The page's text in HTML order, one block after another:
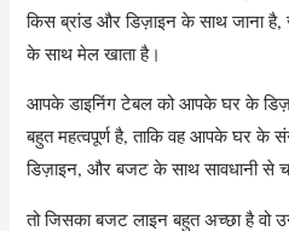
किस ब्रांड और डिज़ाइन के साथ जाना
के साथ मेल खाता है।
आपके डाइनिंग टेबल को आपके घर के
बहुत महत्वपूर्ण है, ताकि वह आपके घर के
डिज़ाइन, और बजट के साथ सावधानी से
तो जिसका बजट लाइन बहुत अच्छा है वो